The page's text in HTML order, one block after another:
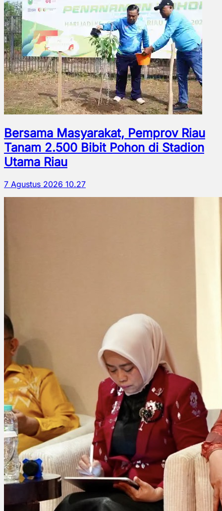
Bersama Masyarakat, Pemprov Riau
Tanam 2.500 Bibit Pohon di Stadion
Utama Riau
7 Agustus 2026 10.27